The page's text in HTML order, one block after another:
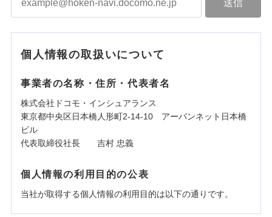
個人情報の取扱いについて
事業者の名称・住所・代表者名
株式会社ドコモ・インシュアランス
東京都中央区日本橋人形町2-14-10 アーバンネット日本橋
ビル
代表取締役社長 吉村 忠義
個人情報の利用目的の公表
当社が取得する個人情報の利用目的は以下の通りです。